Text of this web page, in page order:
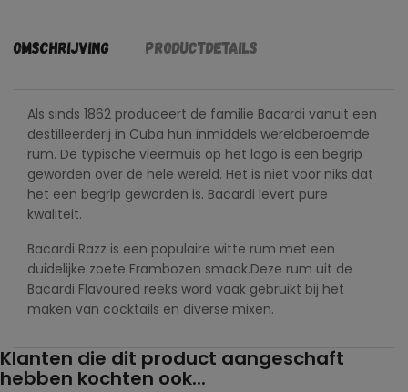
Omschrijving Productdetails
Als sinds 1862 produceert de familie Bacardi vanuit een
destilleerderij in Cuba hun inmiddels wereldberoemde
rum. De typische vleermuis op het logo is een begrip
geworden over de hele wereld. Het is niet voor niks dat
het een begrip geworden is. Bacardi levert pure
kwaliteit.
Bacardi Razz is een populaire witte rum met een
duidelijke zoete Frambozen smaak.Deze rum uit de
Bacardi Flavoured reeks word vaak gebruikt bij het
maken van cocktails en diverse mixen.
Klanten die dit product aangeschaft
hebben kochten ook...